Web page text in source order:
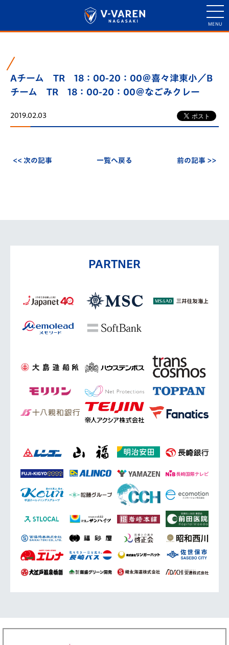
Aチーム TR 18：00-20：00＠喜々津東小／B
チーム TR 18：00-20：00＠なごみクレー
2019.02.03
<< 次の記事 一覧へ戻る 前の記事 >>
PARTNER